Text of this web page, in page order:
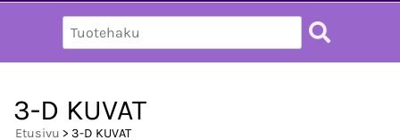
3-D KUVAT
Etusivu > 3-D KUVAT